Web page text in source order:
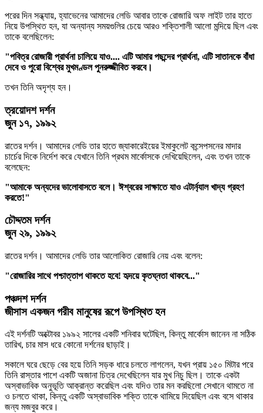
পরের দিন সন্ধ্যায়, হ্যাভেনের আমাদের লেডি আবার তাকে রোজারি অফ লাইট তার হাতে
নিয়ে উপস্থিত হন, যা অন্যান্য সময়গুলির চেয়ে আরও শক্তিশালী আলো মন্দিয়ে ছিল এবং
তাকে বলেছিলেন:
"পবিত্র রোজারী প্রার্থনা চালিয়ে যাও.... এটি আমার পছন্দের প্রার্থনা, এটি সাতানকে বাঁধা
দেবে ও পুরো বিশ্বের মুখমণ্ডল পুনরুজ্জীবিত করবে।
তখন তিনি অদৃশ্য হন।
ত্রয়োদশ দর্শন
জুন ১৭, ১৯৯২
রাতের দর্শন। আমাদের লেডি তার হাতে জ্যাকারেইয়ের ইমাকুলেট কন্সেপসনের মাদার
চার্চের দিকে নির্দেশ করে যেখানে তিনি প্রথম মার্কোসকে দেখিয়েছিলেন, এবং তখন তাকে
বলেছেন:
"আমাকে অন্যদের ভালোবাসতে বলে। ঈশ্বরের সাক্ষাতে যাও এটার্ন্যাল খাদ্য গ্রহণ
করতে!"
চৌদ্দতম দর্শন
জুন ২৯, ১৯৯২
রাতের দর্শন। আমাদের লেডি তার আলোকিত রোজারি নেয় এবং বলেন:
"রোজারির সাথে পশ্চাত্তাপ থাকতে হবে! হৃদয়ে কৃতঘ্নতা থাকবে..."
পঞ্চদশ দর্শন
জীসাস একজন গরীব মানুষের রূপে উপস্থিত হন
এই দর্শনটি অক্টোবর ১৯৯২ সালের একটি শনিবার ঘটেছিল, কিন্তু মার্কোস জানেন না সঠিক
তারিখ, চার মাস ধরে কোনো দর্শনের ছাড়াই।
সকালে ঘরে ছেড়ে বের হয়ে তিনি সড়ক ধারে চলতে লাগলেন, যখন প্রায় ১৫০ মিটার পরে
তিনি রাস্তার পাশে একটি অজানা চিত্র দেখেছিলেন যার মুখ নিচু ছিল। তাকে একটা
অস্বাভাবিক অনুভূতি আক্রান্ত করেছিল এবং যদিও তার মন করছিলো সেখানে থামতে না
ও চলতে থাকা, কিন্তু একটি অস্বাভাবিক শক্তি তাকে থামিয়ে দিয়েছিল এবং বসে থাকার
জন্য মজবুর করে।